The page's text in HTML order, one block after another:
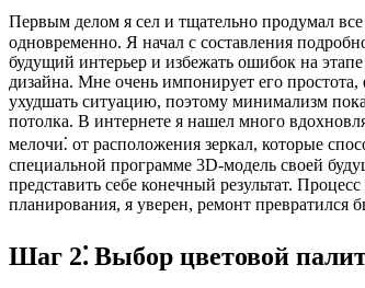
Первым делом я сел и тщательно продумал все
одновременно. Я начал с составления
будущий интерьер и избежать ошибок на
дизайна. Мне очень импонирует его простота,
ухудшать ситуацию, поэтому минимализм
потолка. В интернете я нашел много
мелочи⁚ от расположения зеркал, которые
специальной программе 3D-модель своей
представить себе конечный результат.
планирования, я уверен, ремонт превратился
Шаг 2⁚ Выбор цветовой